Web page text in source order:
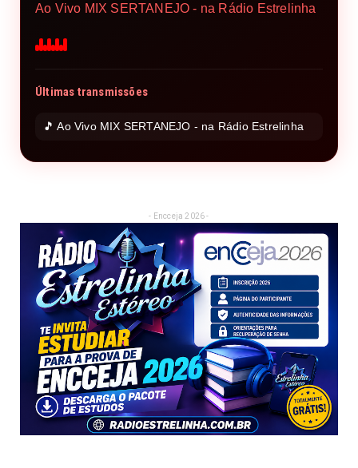
Ao Vivo MIX SERTANEJO - na Rádio Estrelinha
Últimas transmissões
🎵 Ao Vivo MIX SERTANEJO - na Rádio Estrelinha
- Encceja 2026 -